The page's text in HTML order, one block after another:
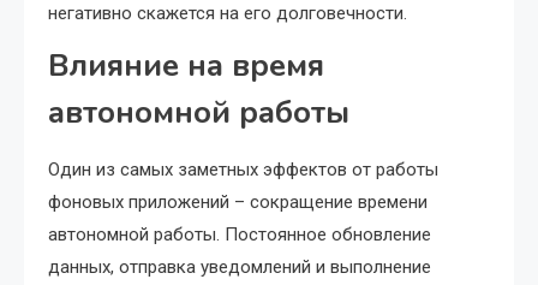
негативно скажется на его долговечности.
Влияние на время
автономной работы
Один из самых заметных эффектов от работы
фоновых приложений – сокращение времени
автономной работы. Постоянное обновление
данных, отправка уведомлений и выполнение